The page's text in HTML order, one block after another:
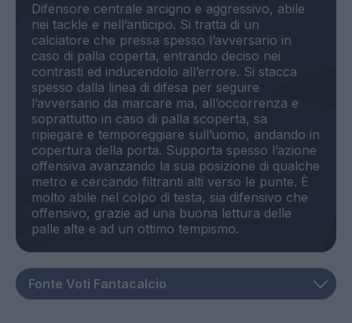
Difensore centrale arcigno e aggressivo, abile
nei tackle e nell’anticipo. Si tratta di un
calciatore che pressa spesso l’avversario in
caso di palla coperta, entrando deciso nei
contrasti ed inducendolo all’errore. Si stacca
spesso dalla linea di difesa per seguire
l’avversario da marcare ma, all’occorrenza e
soprattutto in caso di palla scoperta, sa
ripiegare e temporeggiare sull’uomo, andando in
copertura della porta. Supporta spesso l’azione
offensiva avanzando la sua posizione di qualche
metro e cercando filtranti alti verso le punte. È
molto abile nel colpo di testa, sia difensivo che
offensivo, grazie ad una buona lettura delle